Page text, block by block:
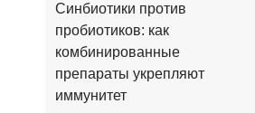
Синбиотики против
пробиотиков: как
комбинированные
препараты укрепляют
иммунитет